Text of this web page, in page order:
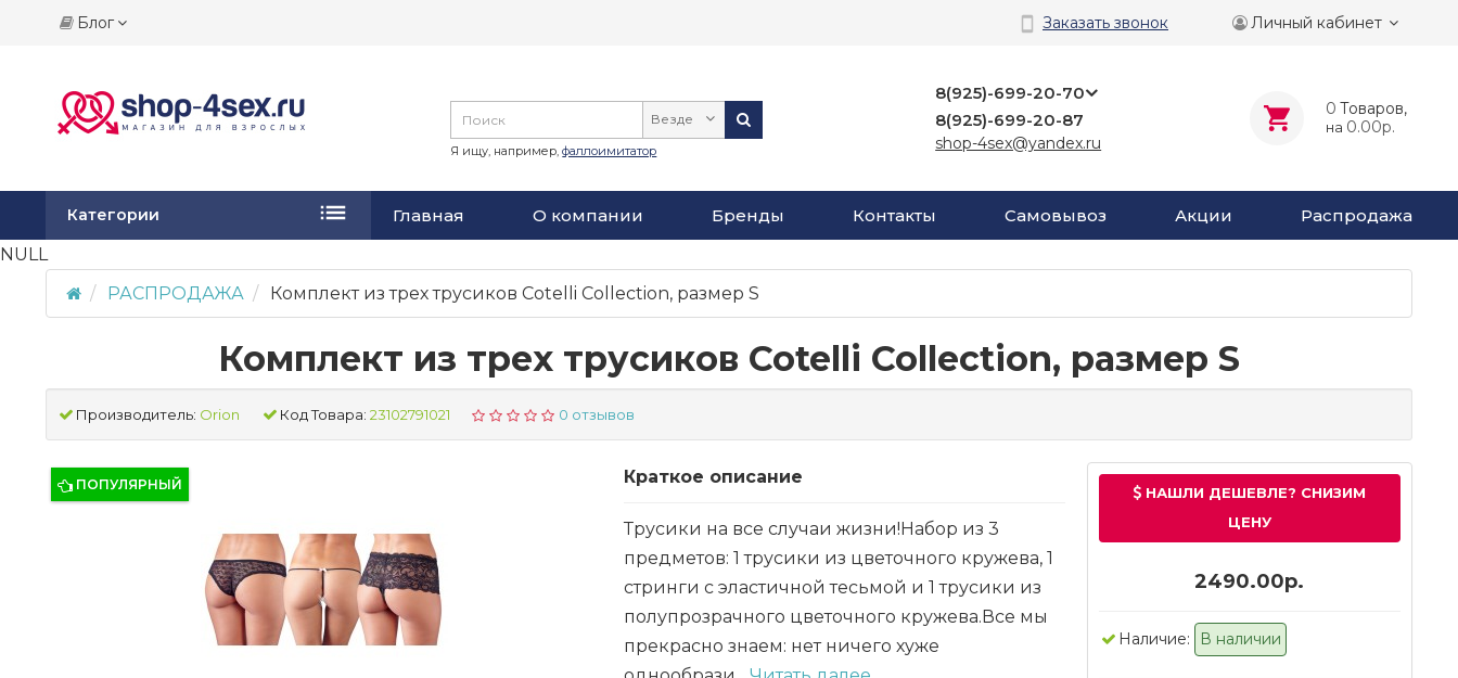
Блог Заказать звонок Личный кабинет
8(925)-699-20-70
8(925)-699-20-87
shop-4sex@yandex.ru
0 Tоваров,
на 0.00р.
Везде
Я ищу, например,фаллоимитатор
Главная О компании Бренды Контакты Самовывоз Акции Распродажа
Категории
NULL
РАСПРОДАЖА
Комплект из трех трусиков Cotelli Collection, размер S
Комплект из трех трусиков Cotelli Collection, размер S
Производитель: Orion Код Товара: 23102791021 0 отзывов
ПОПУЛЯРНЫЙ Краткое описание
Трусики на все случаи жизни!Набор из 3
предметов: 1 трусики из цветочного кружева, 1
стринги с эластичной тесьмой и 1 трусики из
полупрозрачного цветочного кружева.Все мы
прекрасно знаем: нет ничего хуже
НАШЛИ ДЕШЕВЛЕ? СНИЗИМ
ЦЕНУ
2490.00р.
Наличие: В наличии